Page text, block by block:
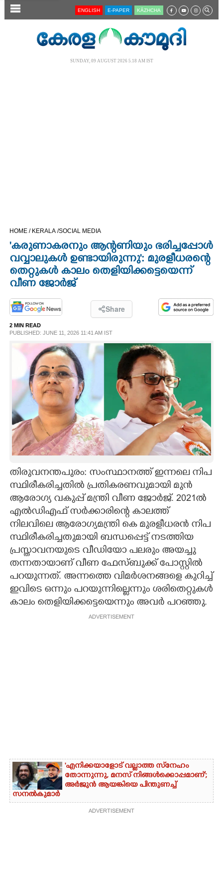
SECTIONS
CINEMA
OPINION
SPIRITUAL
INFO+
ART
ASTRO
ZOOM
CONTACT US
ENGLISH E-PAPER KĀZHCHA
SUNDAY, 09 AUGUST 2026 5.18 AM IST
HOME / KERALA /SOCIAL MEDIA
'കരുണാകരനും ആന്റണിയും ഭരിച്ചപ്പോൾ
വവ്വാലുകൾ ഉണ്ടായിരുന്നു': മുരളീധരന്റെ
തെറ്റുകൾ കാലം തെളിയിക്കട്ടെയെന്ന്
വീണ ജോർജ്
Share
2 MIN READ
PUBLISHED: JUNE 11, 2026 11:41 AM IST
തിരുവനന്തപുരം: സംസ്ഥാനത്ത് ഇന്നലെ നിപ
സ്ഥിരീകരിച്ചതിൽ പ്രതികരണവുമായി മുൻ
ആരോഗ്യ വകുപ്പ് മന്ത്രി വീണ ജോർജ്. 2021ൽ
എൽഡിഎഫ് സർക്കാരിന്റെ കാലത്ത്
നിലവിലെ ആരോഗ്യമന്ത്രി കെ മുരളീധരൻ നിപ
സ്ഥിരീകരിച്ചതുമായി ബന്ധപ്പെട്ട് നടത്തിയ
പ്രസ്താവനയുടെ വീഡിയോ പലരും അയച്ചു
തന്നതായാണ് വീണ ഫേസ്ബുക്ക് പോസ്റ്റിൽ
പറയുന്നത്. അന്നത്തെ വിമർശനങ്ങളെ കുറിച്ച്
ഇവിടെ ഒന്നും പറയുന്നില്ലെന്നും ശരിതെറ്റുകൾ
കാലം തെളിയിക്കട്ടെയെന്നും അവർ പറഞ്ഞു.
ADVERTISEMENT
'എനിക്കയാളോട് വല്ലാത്ത സ്‌നേഹം
തോന്നുന്നു, മനസ് നിങ്ങൾക്കൊപ്പമാണ്';
അർജുൻ ആയങ്കിയെ പിന്തുണച്ച്
സനൽകുമാർ
ADVERTISEMENT